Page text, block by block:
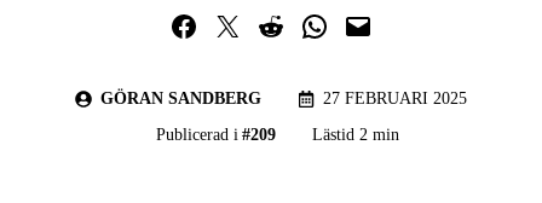
Dela på Facebook
Dela på TwitterDela på RedditDela i WhatsApp
Maila en länk
GÖRAN SANDBERG
27 FEBRUARI 2025
Publicerad i #209 Lästid 2 min